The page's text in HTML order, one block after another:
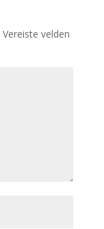
Vereiste velden